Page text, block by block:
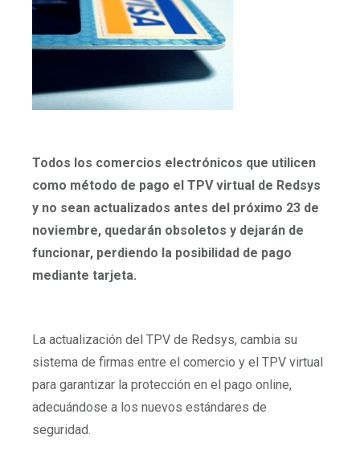
Todos los comercios electrónicos que utilicen
como método de pago el TPV virtual de Redsys
y no sean actualizados antes del próximo 23 de
noviembre, quedarán obsoletos y dejarán de
funcionar, perdiendo la posibilidad de pago
mediante tarjeta.
La actualización del TPV de Redsys, cambia su
sistema de firmas entre el comercio y el TPV virtual
para garantizar la protección en el pago online,
adecuándose a los nuevos estándares de
seguridad.